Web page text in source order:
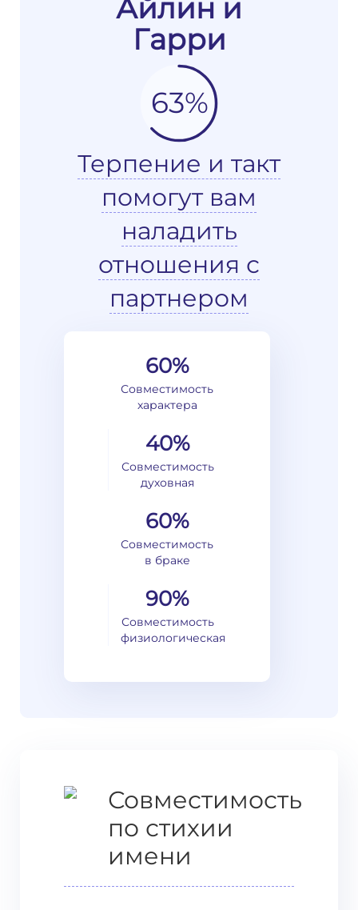
Айлин и
Гарри
63%
Терпение и такт
помогут вам
наладить
отношения с
партнером
60%
Совместимость
характера
40%
Совместимость
духовная
60%
Совместимость
в браке
90%
Совместимость
физиологическая
Совместимость
по стихии
имени